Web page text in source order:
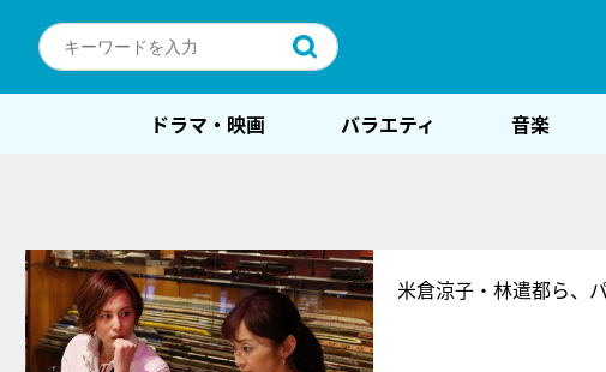
ドラマ・映画 バラエティ 音楽
米倉涼子・林遣都ら、